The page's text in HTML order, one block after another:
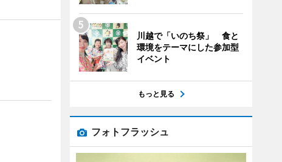
川越で「いのち祭」 食と
環境をテーマにした参加型
イベント
もっと見る
フォトフラッシュ